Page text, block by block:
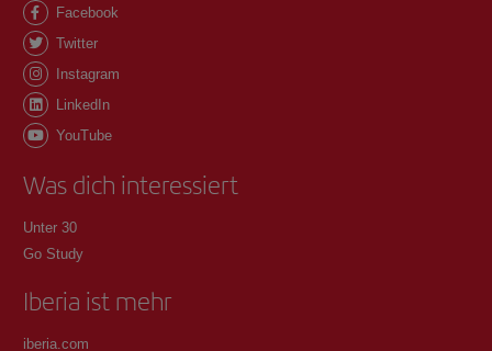
Facebook
Twitter
Instagram
LinkedIn
YouTube
Was dich interessiert
Unter 30
Go Study
Iberia ist mehr
iberia.com